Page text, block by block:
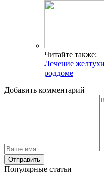
Читайте также:
Лечение
роддоме
Добавить комментарий
Популярные статьи